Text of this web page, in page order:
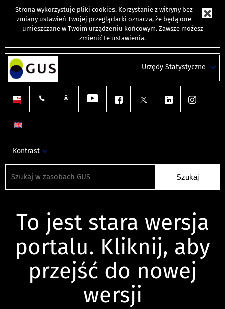
Strona wykorzystuje pliki cookies. Korzystanie z witryny bez
zmiany ustawień Twojej przeglądarki oznacza, że będą one
umieszczane w Twoim urządzeniu końcowym. Zawsze możesz
zmienić te ustawienia.
Urzędy Statystyczne
Kontrast
To jest stara wersja
portalu. Kliknij, aby
przejść do nowej
wersji